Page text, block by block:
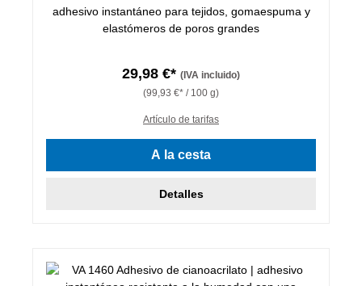
adhesivo instantáneo para tejidos, gomaespuma y
elastómeros de poros grandes
29,98 €* (IVA incluido)
(99,93 €* / 100 g)
Artículo de tarifas
A la cesta
Detalles